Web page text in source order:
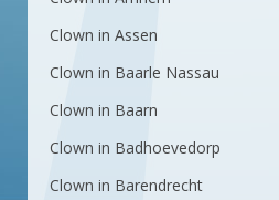
Clown in Assen
Clown in Baarle Nassau
Clown in Baarn
Clown in Badhoevedorp
Clown in Barendrecht